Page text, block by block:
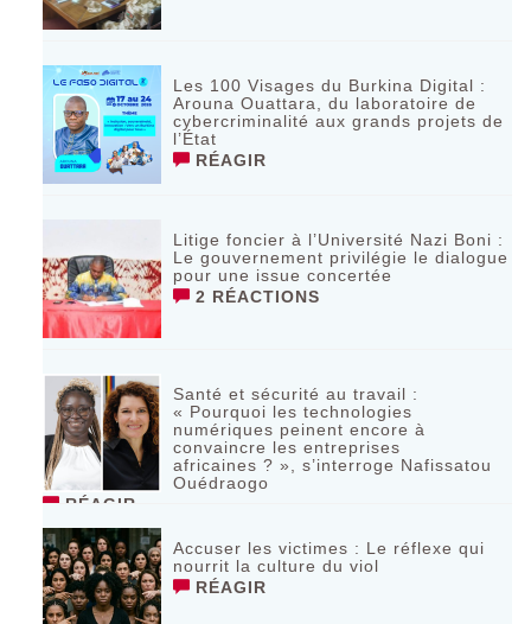
Les 100 Visages du Burkina Digital :
Arouna Ouattara, du laboratoire de
cybercriminalité aux grands projets de
l’État
RÉAGIR
Litige foncier à l’Université Nazi Boni :
Le gouvernement privilégie le dialogue
pour une issue concertée
2 RÉACTIONS
Santé et sécurité au travail :
« Pourquoi les technologies
numériques peinent encore à
convaincre les entreprises
africaines ? », s’interroge Nafissatou
Ouédraogo
RÉAGIR
Accuser les victimes : Le réflexe qui
nourrit la culture du viol
RÉAGIR